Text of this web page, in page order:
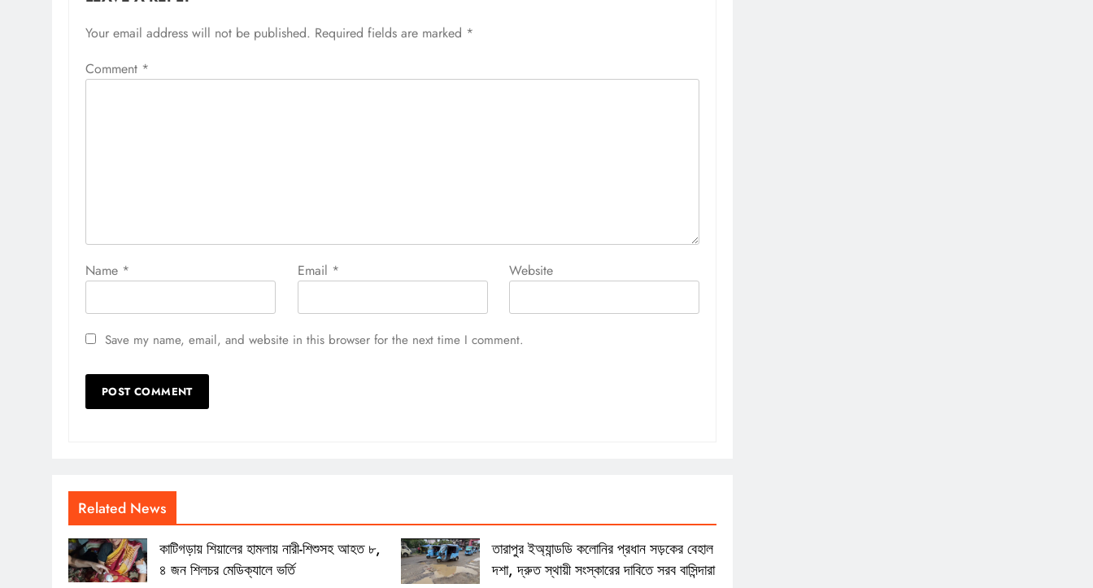
Your email address will not be published. Required fields are marked *
Comment *
Name * Email * Website
Save my name, email, and website in this browser for the next time I comment.
Related News
কাটিগড়ায় শিয়ালের হামলায় নারী-শিশুসহ আহত ৮,
৪ জন শিলচর মেডিক্যালে ভর্তি
তারাপুর ইঅ্যান্ডডি কলোনির প্রধান সড়কের বেহাল
দশা, দ্রুত স্থায়ী সংস্কারের দাবিতে সরব বাসিন্দারা